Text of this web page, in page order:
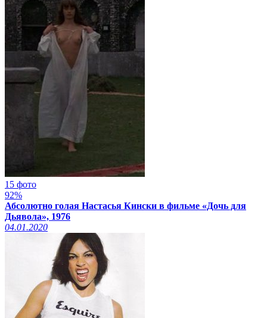
15 фото
92%
Абсолютно голая Настасья Кински в фильме «Дочь для
Дьявола», 1976
04.01.2020